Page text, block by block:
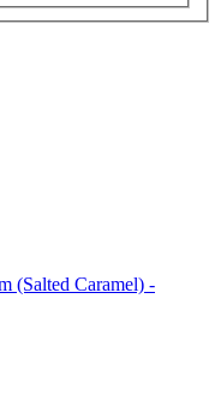
(Salted Caramel) -